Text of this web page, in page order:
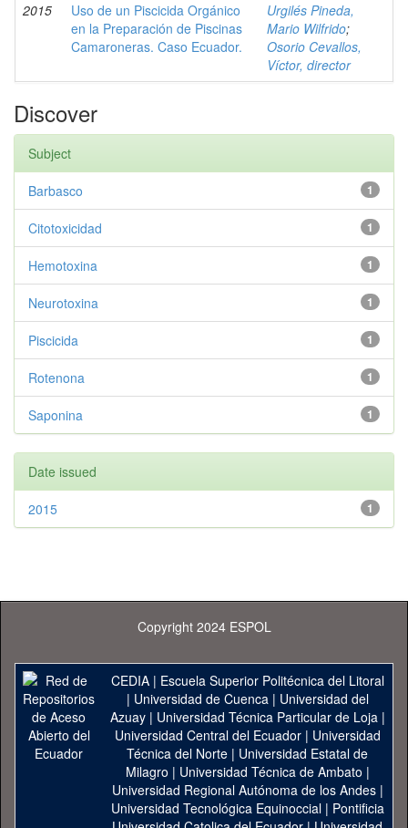
2015
Uso de un Piscicida Orgánico
en la Preparación de Piscinas
Camaroneras. Caso Ecuador.
Urgilés Pineda,
Mario Wilfrido;
Osorio Cevallos,
Víctor, director
Discover
Subject
1
Barbasco
1
Citotoxicidad
1
Hemotoxina
1
Neurotoxina
1
Piscicida
1
Rotenona
1
Saponina
Date issued
1
2015
Copyright 2024 ESPOL
CEDIA| Escuela Superior Politécnica del Litoral
| Universidad de Cuenca| Universidad del
Azuay| Universidad Técnica Particular de Loja|
Universidad Central del Ecuador| Universidad
Técnica del Norte | Universidad Estatal de
Milagro | Universidad Técnica de Ambato |
Universidad Regional Autónoma de los Andes|
Universidad Tecnológica Equinoccial| Pontificia